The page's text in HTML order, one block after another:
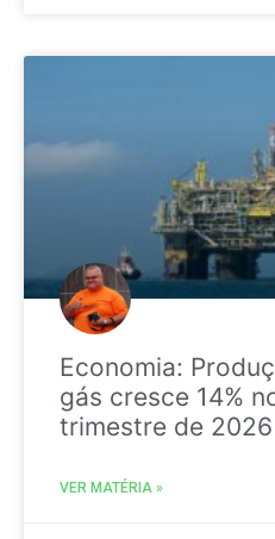
Economia:
gás cresce 14%
trimestre de 2026
VER MATÉRIA »